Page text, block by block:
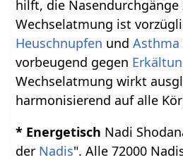
hilft, die Nasendurchgänge
Wechselatmung ist
Heuschnupfen undAsthma
vorbeugend gegen
Wechselatmung wirkt
harmonisierend auf alle
* Energetisch Nadi
der Nadis". Alle 72000